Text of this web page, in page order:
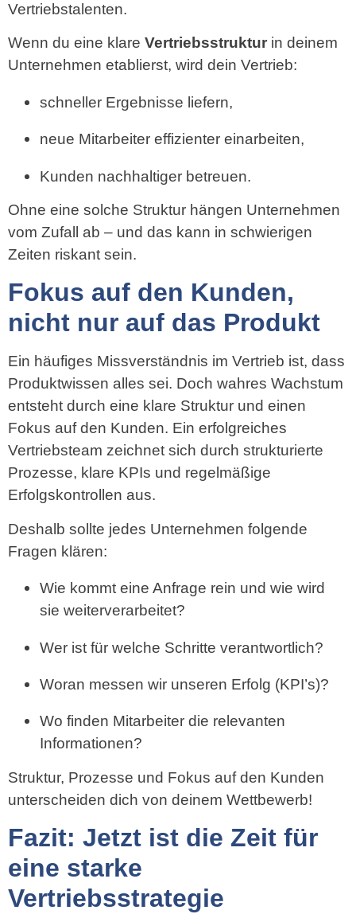
Vertriebstalenten.
Wenn du eine klare Vertriebsstruktur in deinem
Unternehmen etablierst, wird dein Vertrieb:
schneller Ergebnisse liefern,
neue Mitarbeiter effizienter einarbeiten,
Kunden nachhaltiger betreuen.
Ohne eine solche Struktur hängen Unternehmen
vom Zufall ab – und das kann in schwierigen
Zeiten riskant sein.
Fokus auf den Kunden,
nicht nur auf das Produkt
Ein häufiges Missverständnis im Vertrieb ist, dass
Produktwissen alles sei. Doch wahres Wachstum
entsteht durch eine klare Struktur und einen
Fokus auf den Kunden. Ein erfolgreiches
Vertriebsteam zeichnet sich durch strukturierte
Prozesse, klare KPIs und regelmäßige
Erfolgskontrollen aus.
Deshalb sollte jedes Unternehmen folgende
Fragen klären:
Wie kommt eine Anfrage rein und wie wird
sie weiterverarbeitet?
Wer ist für welche Schritte verantwortlich?
Woran messen wir unseren Erfolg (KPI’s)?
Wo finden Mitarbeiter die relevanten
Informationen?
Struktur, Prozesse und Fokus auf den Kunden
unterscheiden dich von deinem Wettbewerb!
Fazit: Jetzt ist die Zeit für
eine starke
Vertriebsstrategie